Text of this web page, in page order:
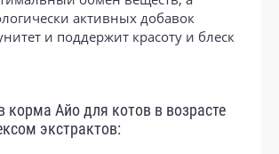
активных добавок
и поддержит красоту и блеск
корма Айо для котов в возрасте
экстрактов: